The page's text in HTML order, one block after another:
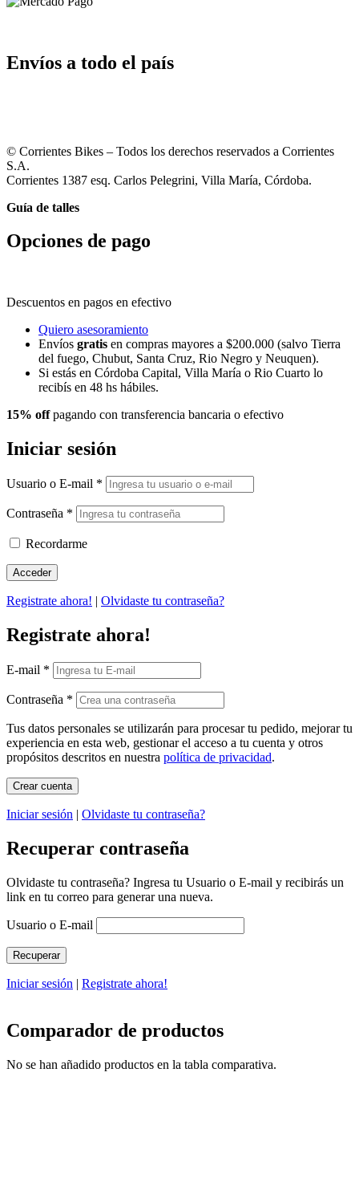
Envíos a todo el país
© Corrientes Bikes – Todos los derechos reservados a Corrientes
S.A.
Corrientes 1387 esq. Carlos Pelegrini, Villa María, Córdoba.
Guía de talles
Opciones de pago
Descuentos en pagos en efectivo
Quiero asesoramiento
Envíos gratis en compras mayores a $200.000 (salvo Tierra
del fuego, Chubut, Santa Cruz, Rio Negro y Neuquen).
Si estás en Córdoba Capital, Villa María o Rio Cuarto lo
recibís en 48 hs hábiles.
15% offpagando con transferencia bancaria o efectivo
Iniciar sesión
Usuario o E-mail *
Contraseña *
Recordarme
Registrate ahora! | Olvidaste tu contraseña?
Registrate ahora!
E-mail *
Contraseña *
Tus datos personales se utilizarán para procesar tu pedido, mejorar tu
experiencia en esta web, gestionar el acceso a tu cuenta y otros
propósitos descritos en nuestra política de privacidad.
Iniciar sesión | Olvidaste tu contraseña?
Recuperar contraseña
Olvidaste tu contraseña? Ingresa tu Usuario o E-mail y recibirás un
link en tu correo para generar una nueva.
Usuario o E-mail
Iniciar sesión | Registrate ahora!